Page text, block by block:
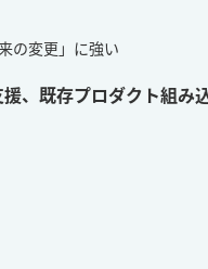
の変更」に強い
、既存プロダクト組み